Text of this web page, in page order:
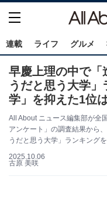
連載 ライフ グルメ
早慶上理の中で「
うだと思う大学
学」を抑えた1位
All About ニュース編集部が全
アンケート」の調査結果から
うだと思う大学」ランキング
2025.10.06
古原 美咲